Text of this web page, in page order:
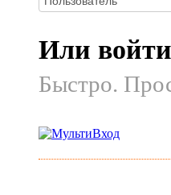
Или войти
Быстро.